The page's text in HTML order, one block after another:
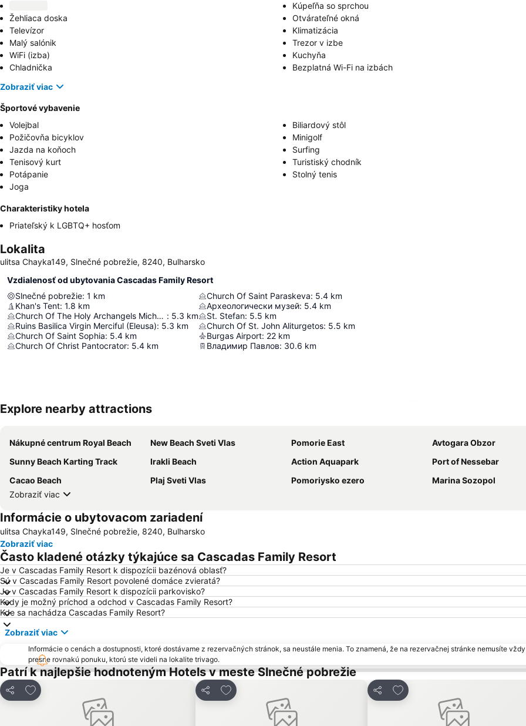
Kúpeľňa so sprchou
Žehliaca doska
Otvárateľné okná
Televízor
Klimatizácia
Malý salónik
Trezor v izbe
WiFi (izba)
Kuchyňa
Chladnička
Bezplatná Wi-Fi na izbách
Zobraziť viac
Športové vybavenie
Volejbal
Biliardový stôl
Požičovňa bicyklov
Minigolf
Jazda na koňoch
Surfing
Tenisový kurt
Turistiský chodník
Potápanie
Stolný tenis
Joga
Charakteristiky hotela
Priateľský k LGBTQ+ hosťom
Lokalita
ulitsa Chayka149, Slnečné pobrežie, 8240, Bulharsko
Vzdialenosť od ubytovania Cascadas Family Resort
Slnečné pobrežie: 1 km
Khan's Tent: 1.8 km
Church Of The Holy Archangels Michael And Gabriel : 5.3 km
Ruins Basilica Virgin Merciful (Eleusa): 5.3 km
Church Of Saint Sophia: 5.4 km
Church Of Christ Pantocrator: 5.4 km
Church Of Saint Paraskeva: 5.4 km
Археологически музей: 5.4 km
St. Stefan: 5.5 km
Church Of St. John Aliturgetos: 5.5 km
Burgas Airport: 22 km
Владимир Павлов: 30.6 km
Explore nearby attractions
Nákupné centrum Royal Beach New Beach Sveti Vlas Pomorie East
Avtogara Obzor
Sunny Beach Karting Track
Irakli Beach Action Aquapark
Port of Nessebar
Cacao Beach
Plaj Sveti Vlas Pomoriysko ezero
Marina Sozopol
Zobraziť viac
Informácie o ubytovacom zariadení
ulitsa Chayka149, Slnečné pobrežie, 8240, Bulharsko
Zobraziť viac
Často kladené otázky týkajúce sa Cascadas Family Resort
Je v Cascadas Family Resort k dispozícii bazénová oblasť?
Sú v Cascadas Family Resort povolené domáce zvieratá?
Je v Cascadas Family Resort k dispozícii parkovisko?
Kedy je možný príchod a odchod v Cascadas Family Resort?
Kde sa nachádza Cascadas Family Resort?
Zobraziť viac
Informácie o cenách a dostupnosti, ktoré dostávame z rezervačných stránok, sa neustále menia. To znamená, že na rezervačnej stránke nemusíte
presne rovnakú ponuku, ktorú ste videli na lokalite trivago.
Patrí k najlepšie hodnoteným Hotels v meste Slnečné pobrežie
Zdieľať
Pridať do obľúbených
Zdieľať
Pridať do obľúbených
Zdieľať
Pridať do obľúbených